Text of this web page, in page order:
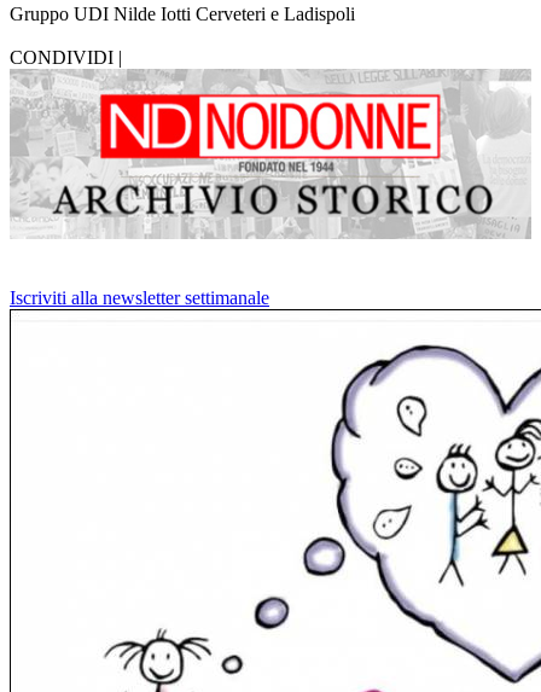
Gruppo UDI Nilde Iotti Cerveteri e Ladispoli
CONDIVIDI |
Iscriviti alla newsletter settimanale